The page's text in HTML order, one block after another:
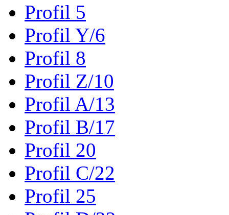
Profil 5
Profil Y/6
Profil 8
Profil Z/10
Profil A/13
Profil B/17
Profil 20
Profil C/22
Profil 25